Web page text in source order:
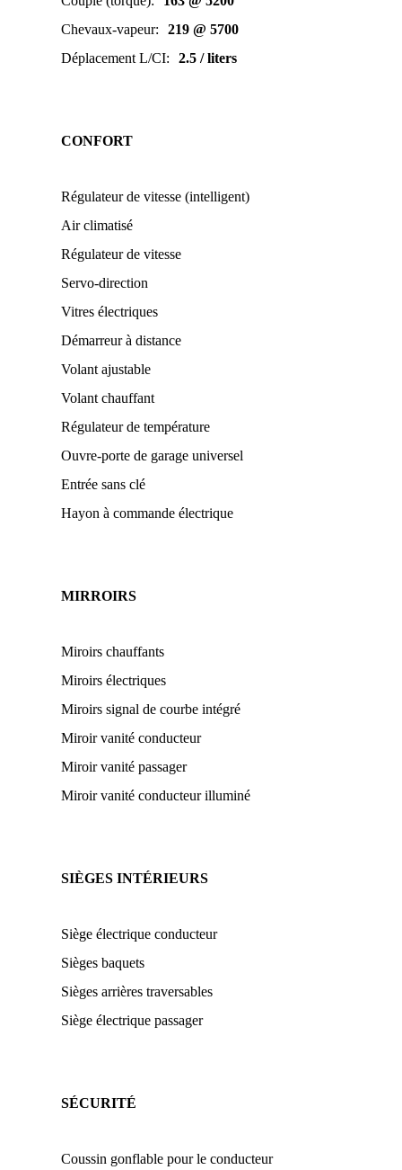
Chevaux-vapeur:
219 @ 5700
Déplacement L/CI: 2.5 / liters
CONFORT
Régulateur de vitesse (intelligent)
Air climatisé
Régulateur de vitesse
Servo-direction
Vitres électriques
Démarreur à distance
Volant ajustable
Volant chauffant
Régulateur de température
Ouvre-porte de garage universel
Entrée sans clé
Hayon à commande électrique
MIRROIRS
Miroirs chauffants
Miroirs électriques
Miroirs signal de courbe intégré
Miroir vanité conducteur
Miroir vanité passager
Miroir vanité conducteur illuminé
SIÈGES INTÉRIEURS
Siège électrique conducteur
Sièges baquets
Sièges arrières traversables
Siège électrique passager
SÉCURITÉ
Coussin gonflable pour le conducteur